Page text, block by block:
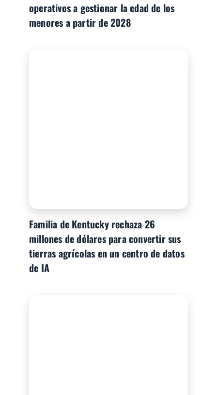
operativos a gestionar la edad de los
menores a partir de 2028
Familia de Kentucky rechaza 26
millones de dólares para convertir sus
tierras agrícolas en un centro de datos
de IA